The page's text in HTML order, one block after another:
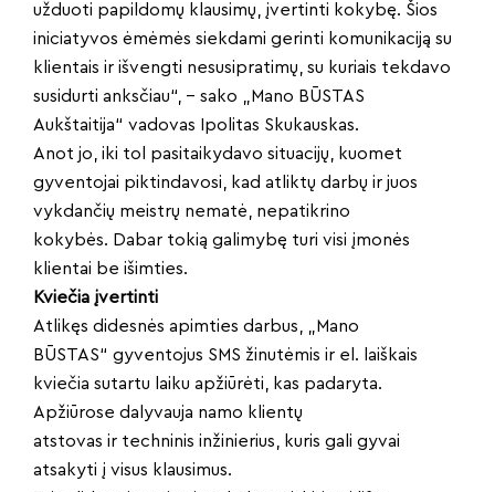
užduoti papildomų klausimų, įvertinti kokybę. Šios
iniciatyvos ėmėmės siekdami gerinti komunikaciją su
klientais ir išvengti nesusipratimų, su kuriais tekdavo
susidurti anksčiau“, – sako „Mano BŪSTAS
Aukštaitija“ vadovas Ipolitas Skukauskas.
Anot jo, iki tol pasitaikydavo situacijų, kuomet
gyventojai piktindavosi, kad atliktų darbų ir juos
vykdančių meistrų nematė, nepatikrino
kokybės. Dabar tokią galimybę turi visi įmonės
klientai be išimties.
Kviečia įvertinti
Atlikęs didesnės apimties darbus, „Mano
BŪSTAS“ gyventojus SMS žinutėmis ir el. laiškais
kviečia sutartu laiku apžiūrėti, kas padaryta.
Apžiūrose dalyvauja namo klientų
atstovas ir techninis inžinierius, kuris gali gyvai
atsakyti į visus klausimus.